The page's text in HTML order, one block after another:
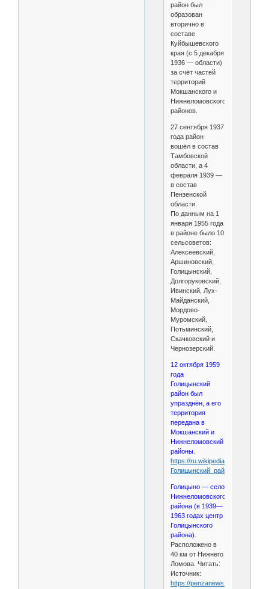
район был
образован
вторично в
составе
Куйбышевского
края (с 5 декабря
1936 — области)
за счёт частей
территорий
Мокшанского и
Нижнеломовского
районов.
27 сентября 1937
года район
вошёл в состав
Тамбовской
области, а 4
февраля 1939 —
в состав
Пензенской
области.
По данным на 1
января 1955 года
в районе было 10
сельсоветов:
Алексеевский,
Аршиновский,
Голицынский,
Долгоруковский,
Ивинский, Лух-
Майданский,
Мордово-
Муромский,
Потьминский,
Скачковский и
Чернозерский.
12 октября 1959
года
Голицынский
район был
упразднён, а его
территория
передана в
Мокшанский и
Нижнеломовский
районы.
https://ru.wikipedia.org/wiki/
Голицынский_район
Голицыно — село
Нижнеломовского
района (в 1939—
1963 годах центр
Голицынского
района)
Расположено в
40 км от Нижнего
Ломова. Читать:
Источник:
https://penzanews.ru/region/